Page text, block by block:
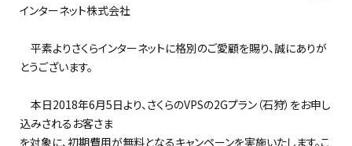
インターネット株式会社
平素よりさくらインターネットに格別のご愛顧を賜り、誠にありが
とうございます。
本日2018年6月5日より、さくらのVPSの2Gプラン（石狩）をお申し
込みされるお客さま
を対象に、初期費用が無料となるキャンペーンを実施いたします。こ